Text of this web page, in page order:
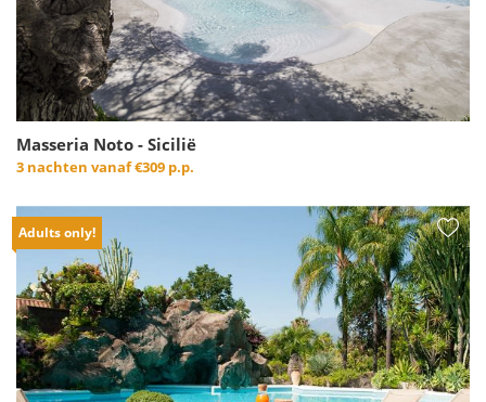
Masseria Noto - Sicilië
3 nachten vanaf€309 p.p.
Adults only!